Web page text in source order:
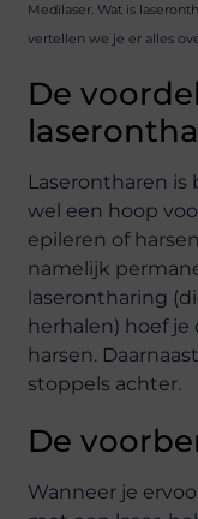
Medilaser. Wat is
vertellen we je er alles
De
Laserontharen is
wel een hoop
epileren of
namelijk
laserontharing
herhalen) hoef
harsen.
stoppels achter.
De
Wanneer je